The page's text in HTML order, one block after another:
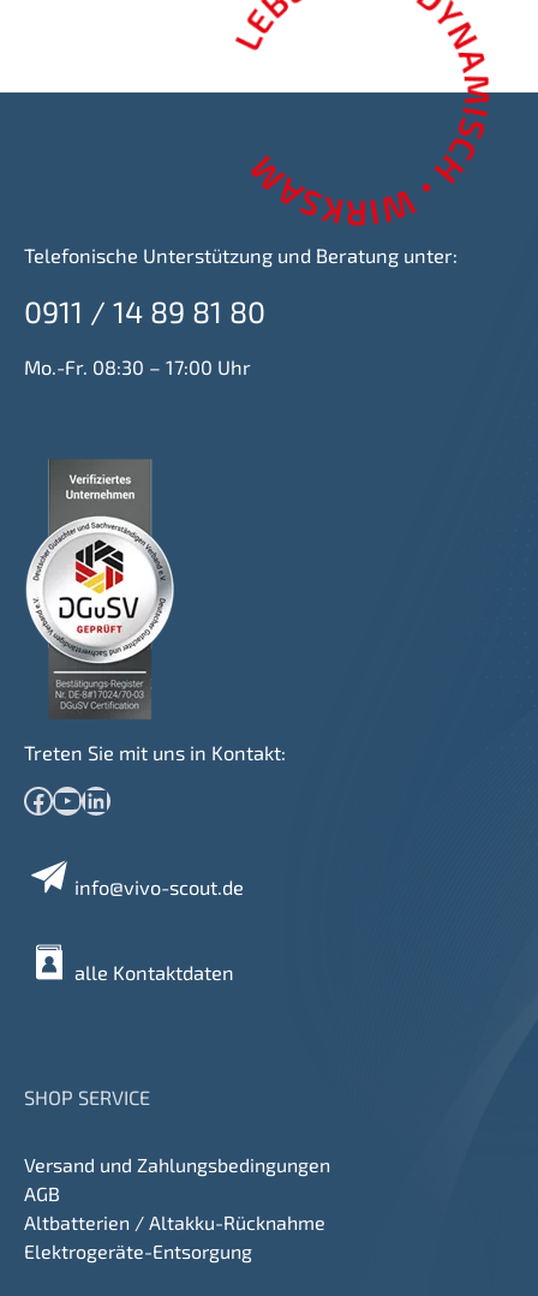
Telefonische Unterstützung und Beratung unter:
0911 / 14 89 81 80
Mo.-Fr. 08:30 – 17:00 Uhr
Treten Sie mit uns in Kontakt:
Facebook YouTube LinkedIn
info@vivo-scout.de
alle Kontaktdaten
SHOP SERVICE
Versand und Zahlungsbedingungen
AGB
Altbatterien / Altakku-Rücknahme
Elektrogeräte-Entsorgung